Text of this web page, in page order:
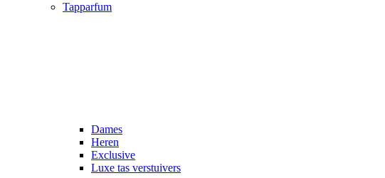
Tapparfum
Dames
Heren
Exclusive
Luxe tas verstuivers